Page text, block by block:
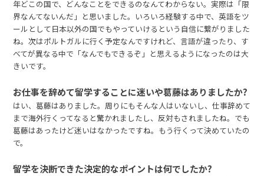
年どこの国で、どんなことをできるのなんてわからない。実際は「限
界なんてないんだ」と思いました。いろいろ経験する中で、英語をツ
ールとして日本以外の国でもやっていけるという自信に繋がりました
ね。次はポルトガルに行く予定なんですけれど、言語が違ったり、す
べてが異なる中で「なんでもできるぞ」と思えるようになったのは大
きいです。
お仕事を辞めて留学することに迷いや葛藤はありましたか?
はい、葛藤はありました。周りにもそんな人はいないし、仕事辞めて
まで海外行くってなると驚かれましたし、反対もされましたね。でも
葛藤はあったけど迷いはなかったですね。もう行くって決めていたの
で。
留学を決断できた決定的なポイントは何でしたか?